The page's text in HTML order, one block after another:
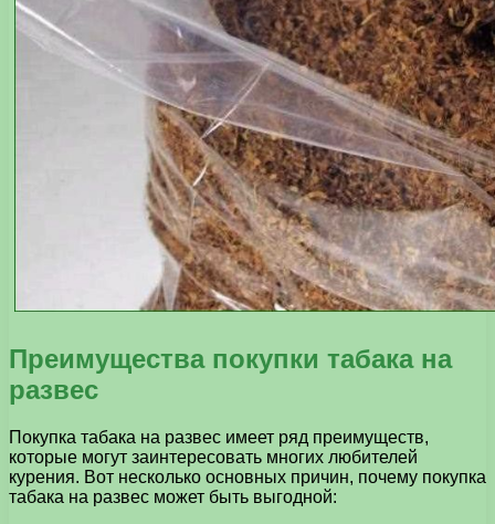
Преимущества покупки табака на
развес
Покупка табака на развес имеет ряд преимуществ,
которые могут заинтересовать многих любителей
курения. Вот несколько основных причин, почему покупка
табака на развес может быть выгодной: